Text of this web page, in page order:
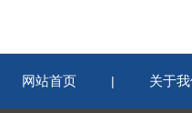
网站首页 | 关于